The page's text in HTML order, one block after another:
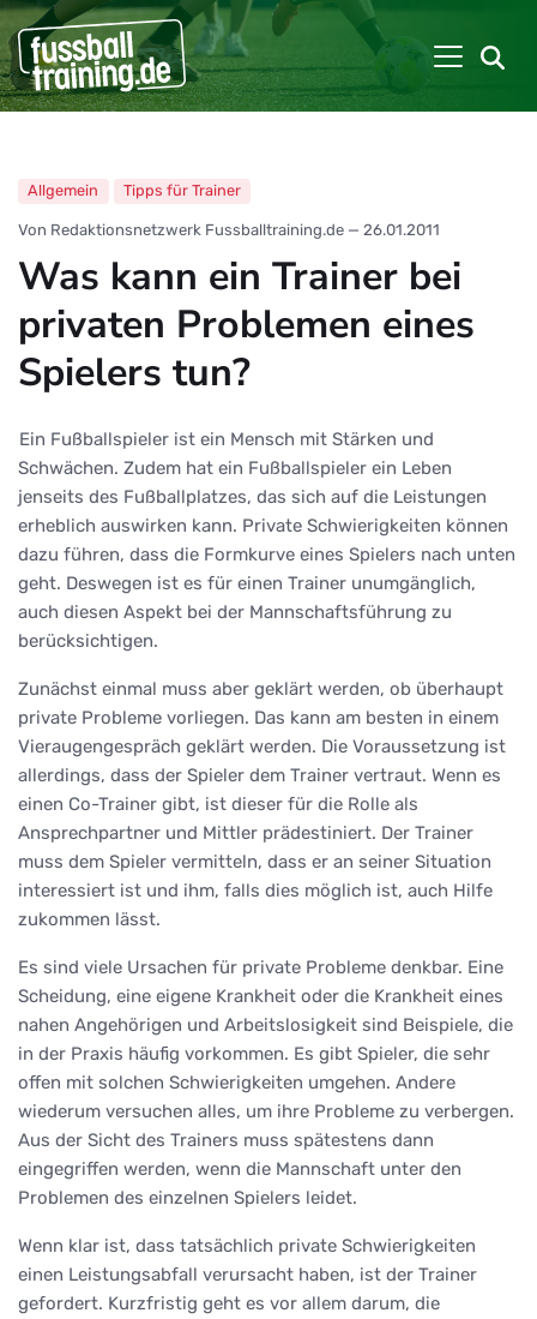
Allgemein Tipps für Trainer
Von Redaktionsnetzwerk Fussballtraining.de — 26.01.2011
Was kann ein Trainer bei
privaten Problemen eines
Spielers tun?
Ein Fußballspieler ist ein Mensch mit Stärken und
Schwächen. Zudem hat ein Fußballspieler ein Leben
jenseits des Fußballplatzes, das sich auf die Leistungen
erheblich auswirken kann. Private Schwierigkeiten können
dazu führen, dass die Formkurve eines Spielers nach unten
geht. Deswegen ist es für einen Trainer unumgänglich,
auch diesen Aspekt bei der Mannschaftsführung zu
berücksichtigen.
Zunächst einmal muss aber geklärt werden, ob überhaupt
private Probleme vorliegen. Das kann am besten in einem
Vieraugengespräch geklärt werden. Die Voraussetzung ist
allerdings, dass der Spieler dem Trainer vertraut. Wenn es
einen Co-Trainer gibt, ist dieser für die Rolle als
Ansprechpartner und Mittler prädestiniert. Der Trainer
muss dem Spieler vermitteln, dass er an seiner Situation
interessiert ist und ihm, falls dies möglich ist, auch Hilfe
zukommen lässt.
Es sind viele Ursachen für private Probleme denkbar. Eine
Scheidung, eine eigene Krankheit oder die Krankheit eines
nahen Angehörigen und Arbeitslosigkeit sind Beispiele, die
in der Praxis häufig vorkommen. Es gibt Spieler, die sehr
offen mit solchen Schwierigkeiten umgehen. Andere
wiederum versuchen alles, um ihre Probleme zu verbergen.
Aus der Sicht des Trainers muss spätestens dann
eingegriffen werden, wenn die Mannschaft unter den
Problemen des einzelnen Spielers leidet.
Wenn klar ist, dass tatsächlich private Schwierigkeiten
einen Leistungsabfall verursacht haben, ist der Trainer
gefordert. Kurzfristig geht es vor allem darum, die